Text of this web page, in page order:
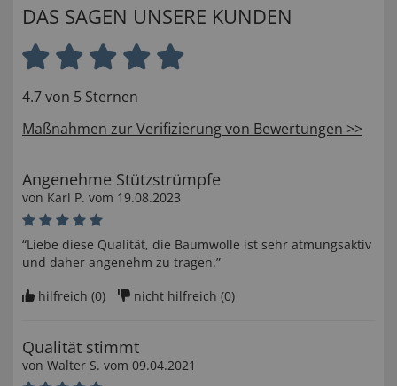
DAS SAGEN UNSERE KUNDEN
4.7 von 5 Sternen
Maßnahmen zur Verifizierung von Bewertungen >>
Angenehme Stützstrümpfe
von Karl P. vom 19.08.2023
“Liebe diese Qualität, die Baumwolle ist sehr atmungsaktiv
und daher angenehm zu tragen.”
hilfreich (0) nicht hilfreich (0)
Qualität stimmt
von Walter S. vom 09.04.2021